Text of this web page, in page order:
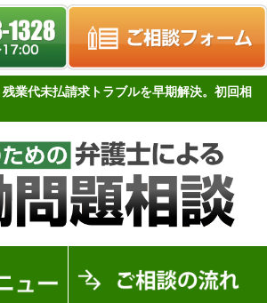
業代未払請求トラブルを早期解決。初回相